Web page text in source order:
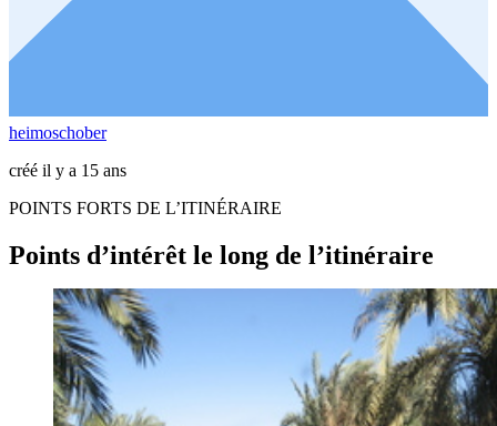
heimoschober
créé il y a 15 ans
POINTS FORTS DE L’ITINÉRAIRE
Points d’intérêt le long de l’itinéraire